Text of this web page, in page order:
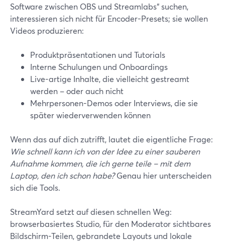
Software zwischen OBS und Streamlabs“ suchen,
interessieren sich nicht für Encoder-Presets; sie wollen
Videos produzieren:
Produktpräsentationen und Tutorials
Interne Schulungen und Onboardings
Live-artige Inhalte, die vielleicht gestreamt
werden – oder auch nicht
Mehrpersonen-Demos oder Interviews, die sie
später wiederverwenden können
Wenn das auf dich zutrifft, lautet die eigentliche Frage:
Wie schnell kann ich von der Idee zu einer sauberen
Aufnahme kommen, die ich gerne teile – mit dem
Laptop, den ich schon habe?Genau hier unterscheiden
sich die Tools.
StreamYard setzt auf diesen schnellen Weg:
browserbasiertes Studio, für den Moderator sichtbares
Bildschirm-Teilen, gebrandete Layouts und lokale